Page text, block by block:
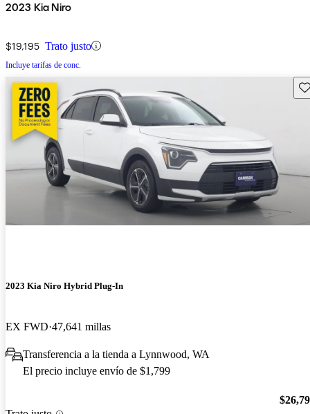
2023 Kia Niro
$19,195 Trato justo
Incluye tarifas de conc.
2023 Kia Niro Hybrid Plug-In
EX FWD 47,641 millas
Transferencia a la tienda a Lynnwood, WA
El precio incluye envío de $1,799